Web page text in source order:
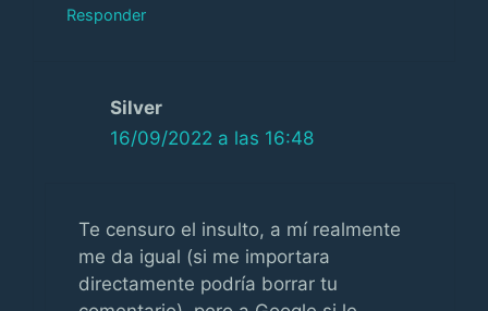
Responder
Silver
16/09/2022 a las 16:48
Te censuro el insulto, a mí realmente
me da igual (si me importara
directamente podría borrar tu